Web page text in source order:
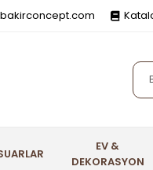
EV &
DEKORASYON